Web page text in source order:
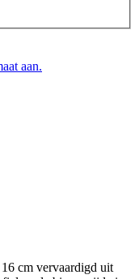
aan.
cm vervaardigd uit